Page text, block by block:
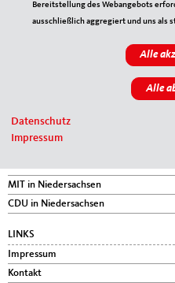
Fußbereich
ANSCHRIFT
E-Mail:
info@mit-stade.de
IM WEB
MIT in Niedersachsen
CDU in Niedersachsen
LINKS
Impressum
Kontakt
Bereitstellung des Webangebots
ausschließlich aggregiert und uns als
Datenschutz
Impressum